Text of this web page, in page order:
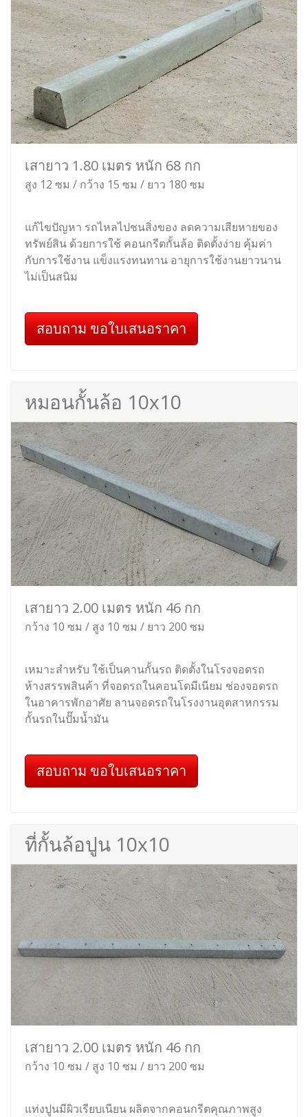
เสายาว 1.80 เมตร หนัก 68 กก
สูง 12 ซม / กว้าง 15 ซม / ยาว 180 ซม
แก้ไขปัญหา รถไหลไปชนสิ่งของ ลดความเสียหายของ
ทรัพย์สิน ด้วยการใช้ คอนกรีตกั้นล้อ ติดตั้งง่าย คุ้มค่า
กับการใช้งาน แข็งแรงทนทาน อายุการใช้งานยาวนาน
ไม่เป็นสนิม
สอบถาม ขอใบเสนอราคา
หมอนกั้นล้อ 10x10
เสายาว 2.00 เมตร หนัก 46 กก
กว้าง 10 ซม / สูง 10 ซม / ยาว 200 ซม
เหมาะสำหรับ ใช้เป็นคานกั้นรถ ติดตั้งในโรงจอดรถ
ห้างสรรพสินค้า ที่จอดรถในคอนโดมีเนียม ช่องจอดรถ
ในอาคารพักอาศัย ลานจอดรถในโรงงานอุตสาหกรรม
กั้นรถในปั๊มน้ำมัน
สอบถาม ขอใบเสนอราคา
ที่กั้นล้อปูน 10x10
เสายาว 2.00 เมตร หนัก 46 กก
กว้าง 10 ซม / สูง 10 ซม / ยาว 200 ซม
แท่งปูนมีผิวเรียบเนียน ผลิตจากคอนกรีตคุณภาพสูง